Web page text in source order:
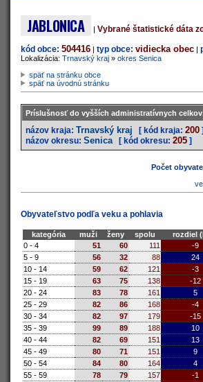
JABLONICA | Vybrané štatistické dáta
kód obce: 504416 | typ obce: vidiecka obec |
Lokalizácia: Trnavský kraj » okres Senica
späť na stránku obce
späť na úvodnú stránku
Príslušnosť do vyšších administratívnych
názov kraja: Trnavský kraj [ kód kraja: 200 ]
názov okresu: Senica [ kód okresu: 205 ]
Počet
Obyvateľstvo podľa veku a pohlavia
kategória muži ženy spolu
rozdiel
0 - 4
51 60 111
-9
5 - 9
56 32 88
24
10 - 14
59 62 121
-3
15 - 19
63 75 138
-12
20 - 24
83 78 161
5
25 - 29
82 86 168
-4
30 - 34
82 97 179
-15
35 - 39
99 89 188
10
40 - 44
82 69 151
13
45 - 49
80 71 151
9
50 - 54
84 80 164
4
55 - 59
78 79 157
-1